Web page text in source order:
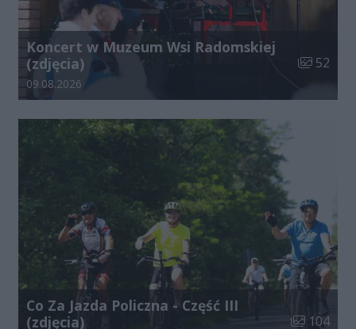
Koncert w Muzeum Wsi Radomskiej
(zdjęcia)
Liczba
52
Data dodania galerii:
09.08.2026
Co Za Jazda Policzna - Część III
(zdjęcia)
Liczba
104